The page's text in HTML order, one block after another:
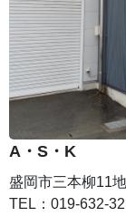
A・S・K
盛岡市三本柳11
TEL：019-632-